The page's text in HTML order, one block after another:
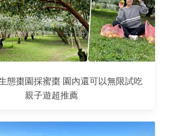
態棗園採蜜棗 園內還可以無限試吃
親子遊超推薦